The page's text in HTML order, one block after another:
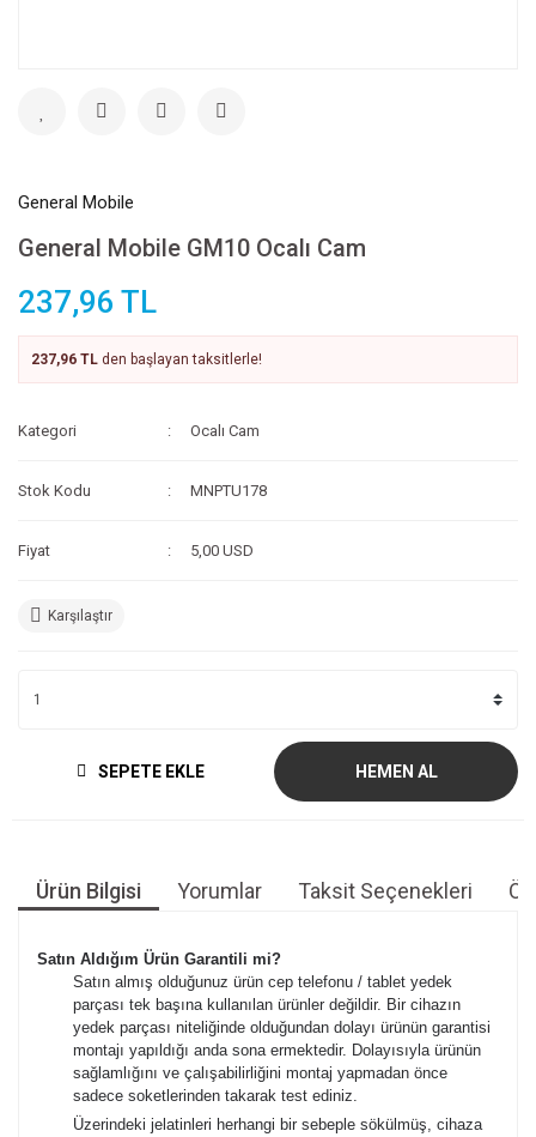
General Mobile
General Mobile GM10 Ocalı Cam
237,96 TL
237,96 TL den başlayan taksitlerle!
Kategori Ocalı Cam
Stok Kodu MNPTU178
Fiyat 5,00 USD
Karşılaştır
SEPETE EKLE HEMEN AL
Ürün Bilgisi Yorumlar Taksit Seçenekleri
Satın Aldığım Ürün Garantili mi?
Satın almış olduğunuz ürün cep telefonu / tablet yedek
parçası tek başına kullanılan ürünler değildir. Bir cihazın
yedek parçası niteliğinde olduğundan dolayı ürünün garantisi
montajı yapıldığı anda sona ermektedir. Dolayısıyla ürünün
sağlamlığını ve çalışabilirliğini montaj yapmadan önce
sadece soketlerinden takarak test ediniz.
Üzerindeki jelatinleri herhangi bir sebeple sökülmüş, cihaza